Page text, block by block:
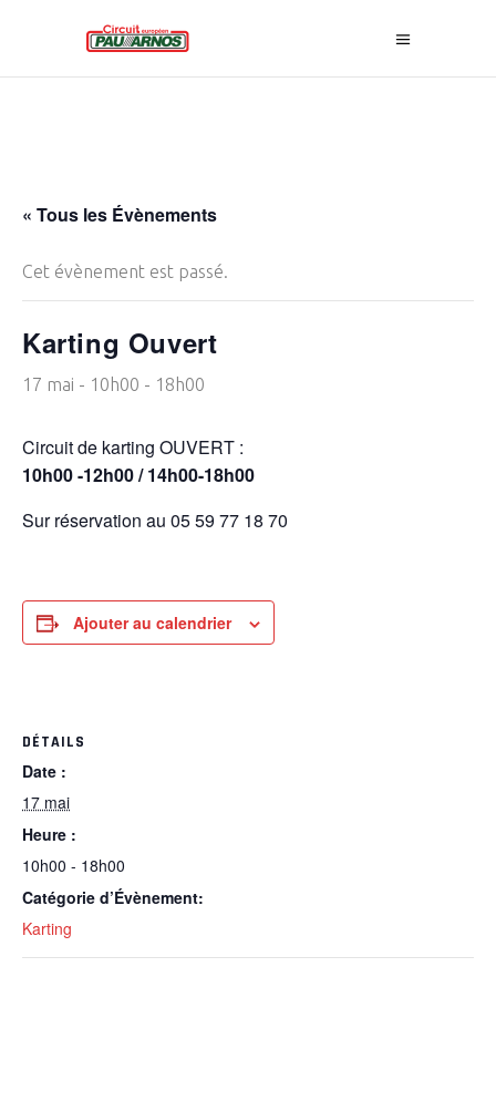
« Tous les Évènements
Cet évènement est passé.
Karting Ouvert
17 mai - 10h00 - 18h00
Circuit de karting OUVERT :
10h00 -12h00 / 14h00-18h00
Sur réservation au 05 59 77 18 70
Ajouter au calendrier
DÉTAILS
Date :
17 mai
Heure :
10h00 - 18h00
Catégorie d’Évènement:
Karting